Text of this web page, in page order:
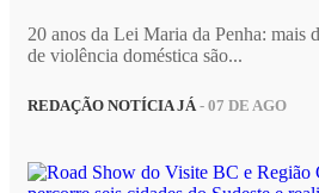
20 anos da Lei Maria da Penha: mais
de violência doméstica são...
REDAÇÃO NOTÍCIA JÁ- 07 DE AGO